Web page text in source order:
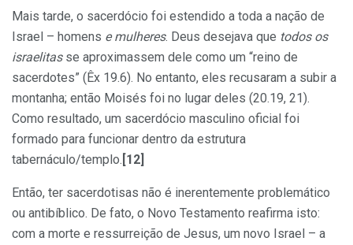
Mais tarde, o sacerdócio foi estendido a toda a nação de
Israel – homens e mulheres. Deus desejava que todos os
israelitasse aproximassem dele como um “reino de
sacerdotes” (Êx 19.6). No entanto, eles recusaram a subir a
montanha; então Moisés foi no lugar deles (20.19, 21).
Como resultado, um sacerdócio masculino oficial foi
formado para funcionar dentro da estrutura
tabernáculo/templo. [12]
Então, ter sacerdotisas não é inerentemente problemático
ou antibíblico. De fato, o Novo Testamento reafirma isto:
com a morte e ressurreição de Jesus, um novo Israel – a